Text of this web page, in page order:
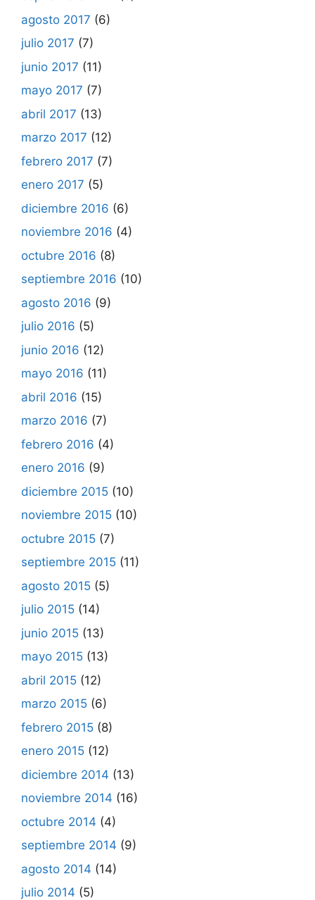
agosto 2017 (6)
julio 2017 (7)
junio 2017 (11)
mayo 2017 (7)
abril 2017 (13)
marzo 2017 (12)
febrero 2017 (7)
enero 2017 (5)
diciembre 2016 (6)
noviembre 2016 (4)
octubre 2016 (8)
septiembre 2016 (10)
agosto 2016 (9)
julio 2016 (5)
junio 2016 (12)
mayo 2016 (11)
abril 2016 (15)
marzo 2016 (7)
febrero 2016 (4)
enero 2016 (9)
diciembre 2015 (10)
noviembre 2015 (10)
octubre 2015 (7)
septiembre 2015 (11)
agosto 2015 (5)
julio 2015 (14)
junio 2015 (13)
mayo 2015 (13)
abril 2015 (12)
marzo 2015 (6)
febrero 2015 (8)
enero 2015 (12)
diciembre 2014 (13)
noviembre 2014 (16)
octubre 2014 (4)
septiembre 2014 (9)
agosto 2014 (14)
julio 2014 (5)